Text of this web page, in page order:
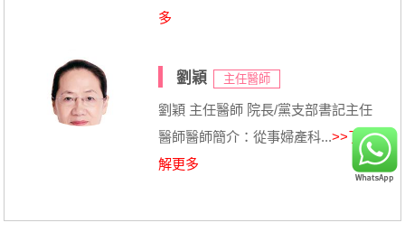
多
劉穎 主任醫師
劉穎 主任醫師 院長/黨支部書記主任
醫師醫師簡介：從事婦產科...>>了
解更多